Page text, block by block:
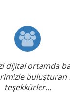
dijital ortamda
buluşturan
teşekkürler...